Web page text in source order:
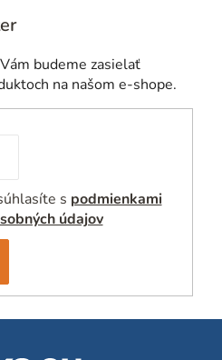
budeme zasielať
na našom e-shope.
s podmienkami
údajov